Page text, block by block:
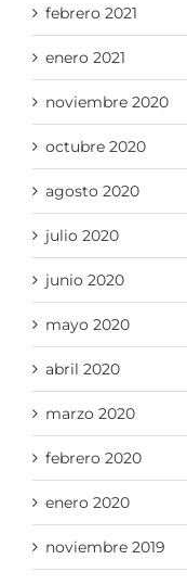
febrero 2021
enero 2021
noviembre 2020
octubre 2020
agosto 2020
julio 2020
junio 2020
mayo 2020
abril 2020
marzo 2020
febrero 2020
enero 2020
noviembre 2019